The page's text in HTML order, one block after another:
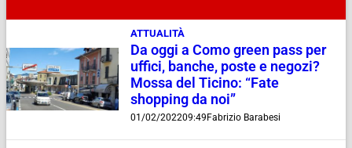
ATTUALITÀ
Da oggi a Como green pass per
uffici, banche, poste e negozi?
Mossa del Ticino: “Fate
shopping da noi”
01/02/202209:49Fabrizio Barabesi